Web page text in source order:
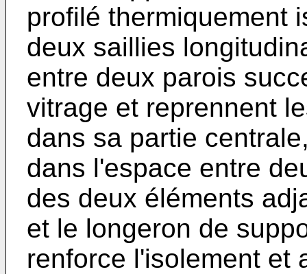
profilé thermiquement
deux saillies
entre deux parois
vitrage et reprennent
dans sa partie
dans l'espace entre
des deux éléments
et le longeron de
renforce l'isolement et